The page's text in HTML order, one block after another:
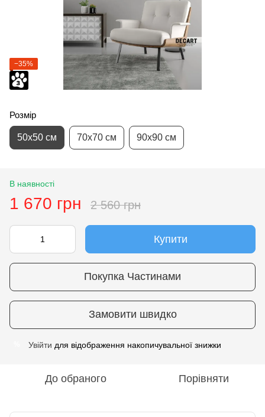
−35%
Розмір
50х50 см 70х70 см 90х90 см
В наявності
1 670 грн 2 560 грн
Купити
Покупка Частинами
Замовити швидко
Увійти для відображення накопичувальної знижки
До обраного Порівняти